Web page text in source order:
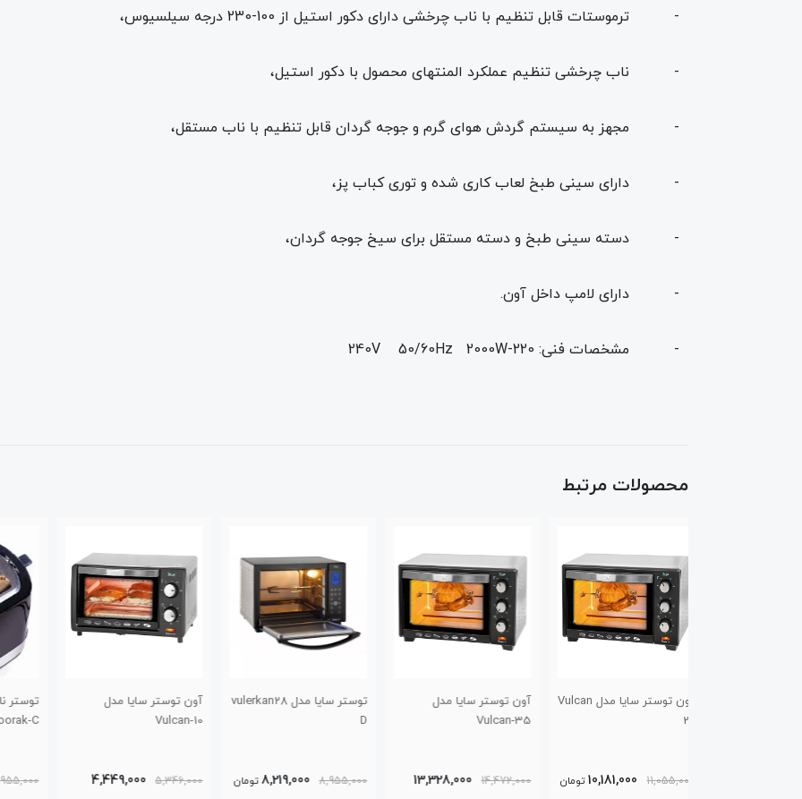
- ترموستات قابل تنظیم با ناب چرخشی دارای دکور استیل از 100-230 درجه سیلسیوس،
- ناب چرخشی تنظیم عملکرد المنتهای محصول با دکور استیل،
- مجهز به سیستم گردش هوای گرم و جوجه گردان قابل تنظیم با ناب مستقل،
- دارای سینی طبخ لعاب کاری شده و توری کباب پز،
- دسته سینی طبخ و دسته مستقل برای سیخ جوجه گردان،
- دارای لامپ داخل آون.
- مشخصات فنی: 220-240V 50/60Hz 2000W
محصولات مرتبط
آون توستر سایا مدل
14,472,000
13,328,000
توستر سایا مدل vulerkan28
D
8,955,000
8,219,000
آون توستر سایا مدل
5,346,000
4,449,000
توستر نان سایا مدل
Tanoorak-C
4,955,000
4,563,000
L